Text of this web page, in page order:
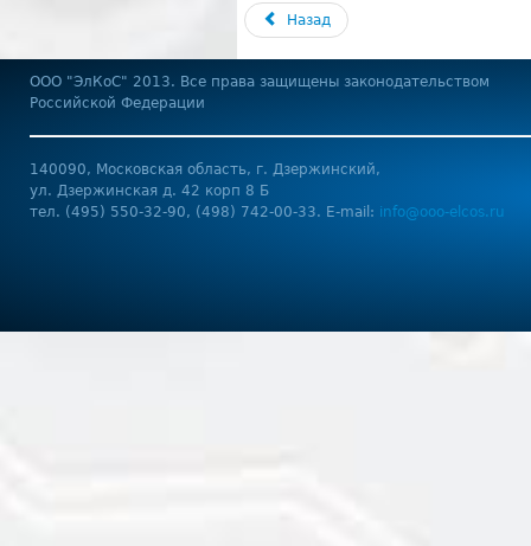
Назад
OOO "ЭлКоС" 2013. Все права защищены законодательством
Российской Федерации
140090, Московская область, г. Дзержинский,
ул. Дзержинская д. 42 корп 8 Б
тел. (495) 550-32-90, (498) 742-00-33. E-mail: info@ooo-elcos.ru